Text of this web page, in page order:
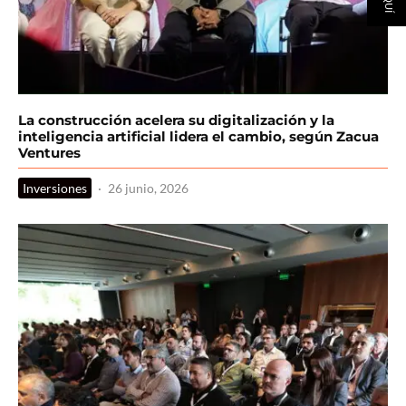
La construcción acelera su digitalización y la
inteligencia artificial lidera el cambio, según Zacua
Ventures
Inversiones · 26 junio, 2026